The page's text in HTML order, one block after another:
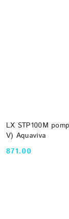
LX STP100M
V) Aquaviva
Cena:
871.00